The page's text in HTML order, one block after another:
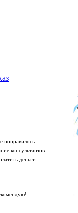
понравилось
консультантов
деньги...